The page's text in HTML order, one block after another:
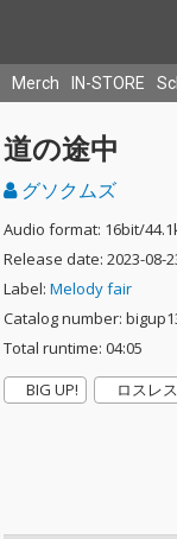
Merch IN-STORE
道の途中
グソクムズ
Audio format: 16bit/
Release date: 2023-08-
Label: Melody fair
Catalog number:
Total runtime: 04:05
BIG UP!
ロスレス